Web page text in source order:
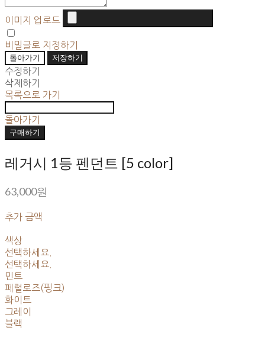
이미지 업로드
비밀글로 지정하기
돌아가기
저장하기
수정하기
삭제하기
목록으로 가기
돌아가기
구매하기
레거시 1등 펜던트 [5 color]
63,000원
추가 금액
색상
선택하세요.
선택하세요.
민트
페럴로즈(핑크)
화이트
그레이
블랙